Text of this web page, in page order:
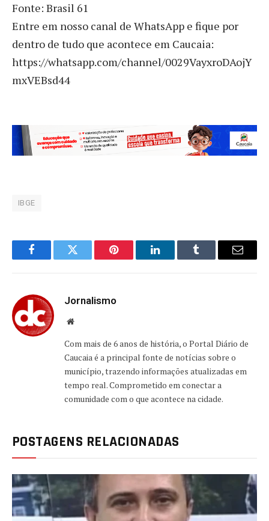
Fonte: Brasil 61
Entre em nosso canal de WhatsApp e fique por
dentro de tudo que acontece em Caucaia:
https://whatsapp.com/channel/0029VayxroDAojY
mxVEBsd44
IBGE
FacebookTwitter Pinterest LinkedInTumblr Email
Jornalismo
Website
Com mais de 6 anos de história, o Portal Diário de
Caucaia é a principal fonte de notícias sobre o
município, trazendo informações atualizadas em
tempo real. Comprometido em conectar a
comunidade com o que acontece na cidade.
POSTAGENS RELACIONADAS